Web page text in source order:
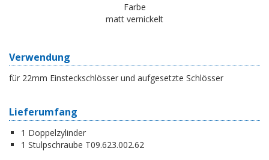
Farbe
matt vernickelt
Verwendung
für 22mm Einsteckschlösser und aufgesetzte Schlösser
Lieferumfang
1 Doppelzylinder
1 Stulpschraube T09.623.002.62